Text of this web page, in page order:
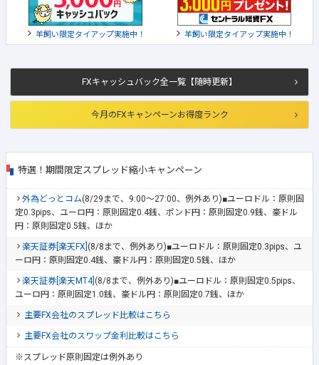
FXキャッシュバック全一覧【随時更新】
今月のFXキャンペーンお得度ランク
特選！期間限定スプレッド縮小キャンペーン
外為どっとコム(8/29まで、9:00～27:00、例外あり)■ユーロドル：原則固
定0.3pips、ユーロ円：原則固定0.4銭、ポンド円：原則固定0.9銭、豪ドル
円：原則固定0.5銭、ほか
楽天証券[楽天FX] (8/8まで、例外あり)■ユーロドル：原則固定0.3pips、ユ
ーロ円：原則固定0.4銭、豪ドル円：原則固定0.5銭、ほか
楽天証券[楽天MT4] (8/8まで、例外あり)■ユーロドル：原則固定0.5pips、
ユーロ円：原則固定1.0銭、豪ドル円：原則固定0.7銭、ほか
主要FX会社のスプレッド比較はこちら
主要FX会社のスワップ金利比較はこちら
※スプレッド原則固定は例外あり
羊飼い限定タイアップ実施中！ 羊飼い限定タイアップ実施中！